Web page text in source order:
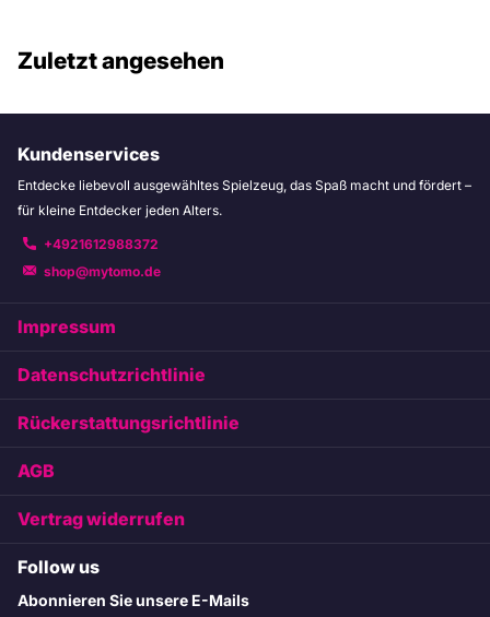
Zuletzt angesehen
Kundenservices
Entdecke liebevoll ausgewähltes Spielzeug, das Spaß macht und fördert –
für kleine Entdecker jeden Alters.
+4921612988372
shop@mytomo.de
Impressum
Datenschutzrichtlinie
Rückerstattungsrichtlinie
AGB
Vertrag widerrufen
Follow us
Abonnieren Sie unsere E-Mails